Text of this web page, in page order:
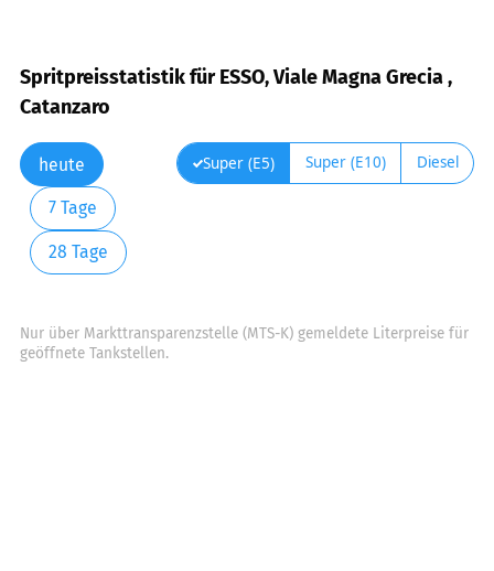
Spritpreisstatistik für ESSO, Viale Magna Grecia ,
Catanzaro
heute
7 Tage
28 Tage
Super (E5) Super (E10) Diesel
Nur über Markttransparenzstelle (MTS-K) gemeldete Literpreise für
geöffnete Tankstellen.